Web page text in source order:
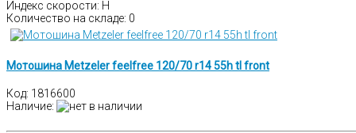
Индекс скорости: H
Количество на складе: 0
Мотошина Metzeler feelfree 120/70 r14 55h tl front
Код: 1816600
Наличие: